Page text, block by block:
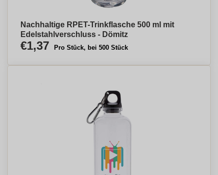
Nachhaltige RPET-Trinkflasche 500 ml mit
Edelstahlverschluss - Dömitz
€1,37 Pro Stück, bei 500 Stück